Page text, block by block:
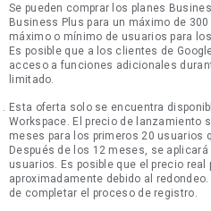
Se pueden comprar los planes
Business Plus para un máximo de
máximo o mínimo de usuarios para
Es posible que a los clientes de
acceso a funciones adicionales
limitado.
Esta oferta solo se encuentra
Workspace. El precio de lanzamiento
meses para los primeros 20 usuarios
Después de los 12 meses, se
usuarios. Es posible que el precio
aproximadamente debido al
de completar el proceso de registro.